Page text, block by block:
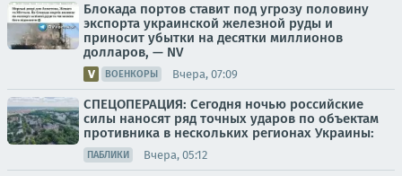
Блокада портов ставит под угрозу половину
экспорта украинской железной руды и
приносит убытки на десятки миллионов
долларов, — NV
ВОЕНКОРЫ Вчера, 07:09
СПЕЦОПЕРАЦИЯ: Сегодня ночью российские
силы наносят ряд точных ударов по объектам
противника в нескольких регионах Украины:
ПАБЛИКИ Вчера, 05:12